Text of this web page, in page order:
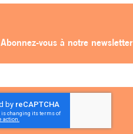
Abonnez-vous à notre newsletter